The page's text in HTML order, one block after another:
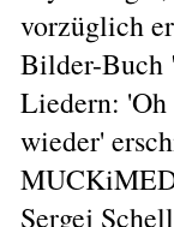
vorzüglich
Bilder-Buch
Liedern:
wieder'
Sergej